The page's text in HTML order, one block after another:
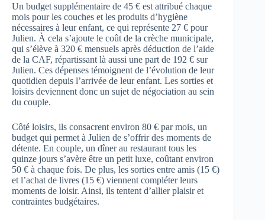
Un budget supplémentaire de 45 € est attribué chaque
mois pour les couches et les produits d’hygiène
nécessaires à leur enfant, ce qui représente 27 € pour
Julien. À cela s’ajoute le coût de la crèche municipale,
qui s’élève à 320 € mensuels après déduction de l’aide
de la CAF, répartissant là aussi une part de 192 € sur
Julien. Ces dépenses témoignent de l’évolution de leur
quotidien depuis l’arrivée de leur enfant. Les sorties et
loisirs deviennent donc un sujet de négociation au sein
du couple.
Côté loisirs, ils consacrent environ 80 € par mois, un
budget qui permet à Julien de s’offrir des moments de
détente. En couple, un dîner au restaurant tous les
quinze jours s’avère être un petit luxe, coûtant environ
50 € à chaque fois. De plus, les sorties entre amis (15 €)
et l’achat de livres (15 €) viennent compléter leurs
moments de loisir. Ainsi, ils tentent d’allier plaisir et
contraintes budgétaires.